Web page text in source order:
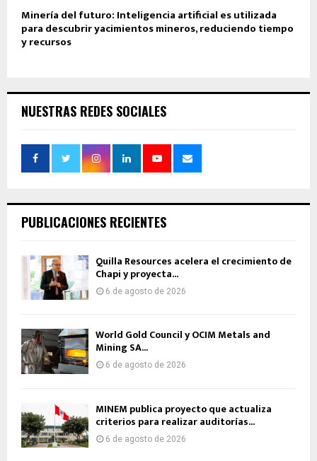
Minería del futuro: Inteligencia artificial es utilizada
para descubrir yacimientos mineros, reduciendo tiempo
y recursos
NUESTRAS REDES SOCIALES
PUBLICACIONES RECIENTES
Quilla Resources acelera el crecimiento de
Chapi y proyecta...
6 de agosto de 2026
World Gold Council y OCIM Metals and
Mining SA...
6 de agosto de 2026
MINEM publica proyecto que actualiza
criterios para realizar auditorías...
6 de agosto de 2026